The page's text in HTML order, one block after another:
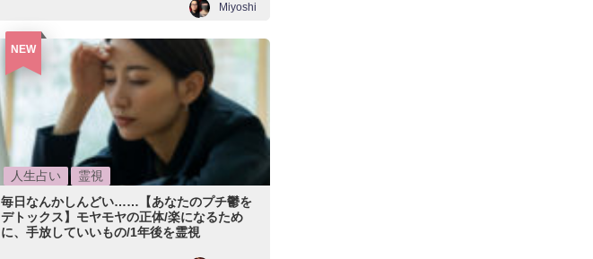
Miyoshi
NEW
人生占い
霊視
毎日なんかしんどい……【あなたのプチ鬱を
デトックス】モヤモヤの正体/楽になるため
に、手放していいもの/1年後を霊視